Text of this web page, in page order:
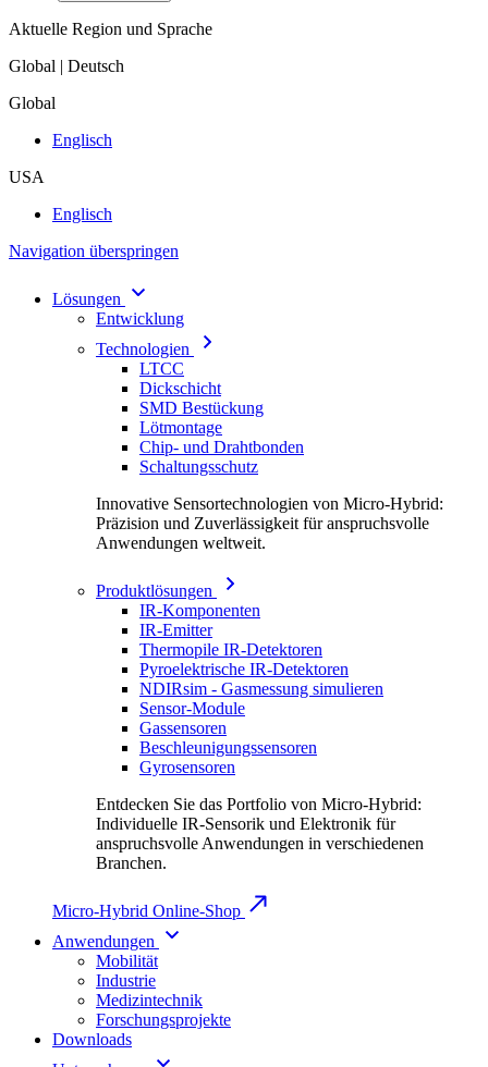
Aktuelle Region und Sprache
Global | Deutsch
Global
Englisch
USA
Englisch
Navigation überspringen
Lösungen
Entwicklung
Technologien
LTCC
Dickschicht
SMD Bestückung
Lötmontage
Chip- und Drahtbonden
Schaltungsschutz
Innovative Sensortechnologien von Micro-Hybrid:
Präzision und Zuverlässigkeit für anspruchsvolle
Anwendungen weltweit.
Produktlösungen
IR-Komponenten
IR-Emitter
Thermopile IR-Detektoren
Pyroelektrische IR-Detektoren
NDIRsim - Gasmessung simulieren
Sensor-Module
Gassensoren
Beschleunigungssensoren
Gyrosensoren
Entdecken Sie das Portfolio von Micro-Hybrid:
Individuelle IR-Sensorik und Elektronik für
anspruchsvolle Anwendungen in verschiedenen
Branchen.
Micro-Hybrid Online-Shop
Anwendungen
Mobilität
Industrie
Medizintechnik
Forschungsprojekte
Downloads